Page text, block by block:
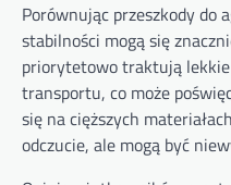
Porównując przeszkody do
stabilności mogą się
priorytetowo traktują
transportu, co może
się na cięższych
odczucie, ale mogą być